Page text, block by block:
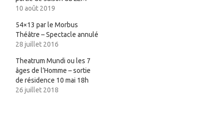
10 août 2019
54×13 par le Morbus
Théâtre – Spectacle annulé
28 juillet 2016
Theatrum Mundi ou les 7
âges de l’Homme – sortie
de résidence 10 mai 18h
26 juillet 2018